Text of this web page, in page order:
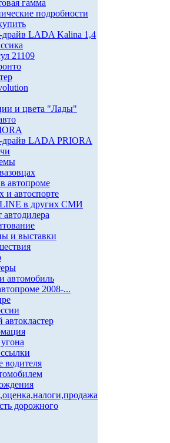
гамма
подробности
драйв LADA Kalina 1,4
21109
и цвета "Лады"
драйв LADA PRIORA
автопроме
и автоспорте
в других СМИ
автодилера
и выставки
автомобиль
2008-...
водителя
дорожного